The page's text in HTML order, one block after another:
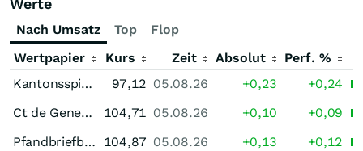
Werte
Nach Umsatz Top
Flop
Wertpapier
Kurs Zeit Absolut
Perf. %
Kantonsspital Unternehmensanleihe 0,75 % bis 05/32
97,12 05.08.26 +0,23
+0,24
Ct de Geneve 1,50 % bis 03/32
104,71 05.08.26 +0,10
+0,09
Pfandbriefbank der schweizerischen Hypothekarinstitute Pfandbrief 1,50 % bis 02/40
104,87 05.08.26 +0,13
+0,12